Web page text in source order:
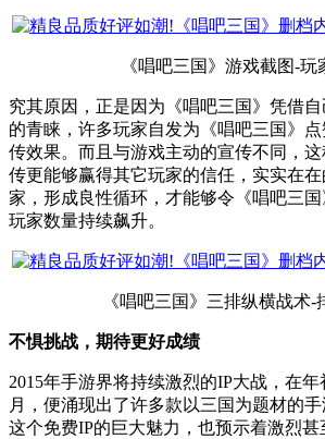
《唱吧三国》游戏截图-玩
究其原因，正是因为《唱吧三国》凭借
的青睐，许多玩家自发为《唱吧三国》
传效果。而且与游戏主动的宣传不同，
传更能够赢得其它玩家的信任，实实在
家，形成良性循环，才能够令《唱吧三国
玩家数量持续飙升。
《唱吧三国》三排纵横战术-
不惧挑战，期待更好成绩
2015年手游界将持续激烈的IP大战，在
月，便涌现出了许多款以三国为题材的
这个免费IP的巨大魅力，也预示着激烈